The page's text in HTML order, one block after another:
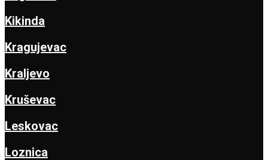
Kikinda
Kragujevac
Kraljevo
Kruševac
Leskovac
Loznica